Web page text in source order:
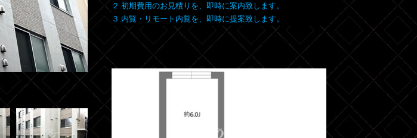
２.初期費用のお見積りを、即時に案内致します。
３.内覧・リモート内覧を、即時に提案致します。